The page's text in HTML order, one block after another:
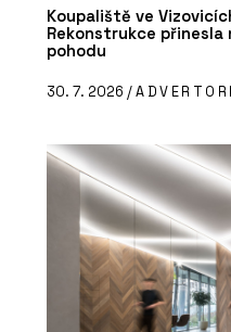
Koupaliště ve
Rekonstrukce
pohodu
30. 7. 2026 /